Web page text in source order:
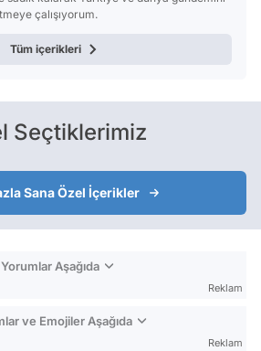
çalışıyorum.
Tüm içerikleri
Seçtiklerimiz
Sana Özel İçerikler
Yorumlar Aşağıda
Reklam
ve Emojiler Aşağıda
Reklam